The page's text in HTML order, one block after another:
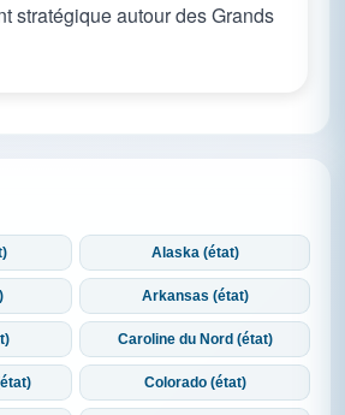
stratégique autour des Grands
Alaska (état)
Arkansas (état)
Caroline du Nord (état)
Colorado (état)